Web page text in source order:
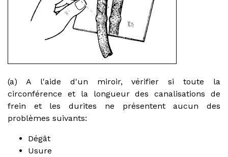
(a) A l'aide d'un miroir, vérifier si toute la
circonférence et la longueur des canalisations de
frein et les durites ne présentent aucun des
problèmes suivants:
Dégât
Usure